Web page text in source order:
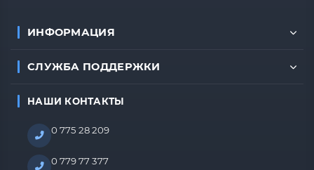
ИНФОРМАЦИЯ
СЛУЖБА ПОДДЕРЖКИ
НАШИ КОНТАКТЫ
0 775 28 209
0 779 77 377